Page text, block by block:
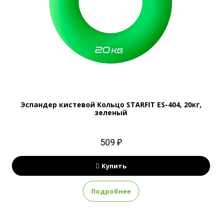
Эспандер кистевой Кольцо STARFIT ES-404, 20кг,
зеленый
509 ₽
Купить
Подробнее